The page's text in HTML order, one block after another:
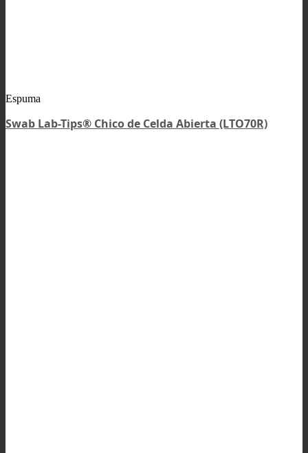
Espuma
Swab Lab-Tips® Chico de Celda Abierta (LTO70R)